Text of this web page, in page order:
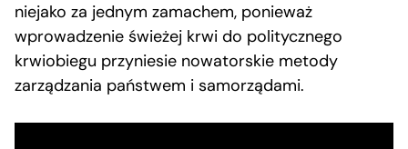
niejako za jednym zamachem, ponieważ
wprowadzenie świeżej krwi do politycznego
krwiobiegu przyniesie nowatorskie metody
zarządzania państwem i samorządami.